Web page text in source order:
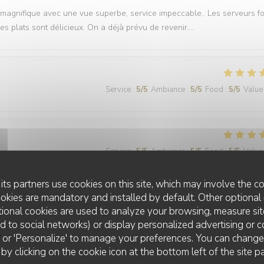
partners use cookies on this site, which may involve the
are mandatory and installed by default. Other optional
cookies are used to analyze your browsing, measure
to social networks) or display personalized advertising or
'Personalize' to manage your preferences. You can
clicking on the cookie icon at the bottom left of the site
avec une vue superbe, service impeccable,. Les serveurs
plats sont délicieux. On a déjà prévu de revenir….
Service : 5/5 Ambiance : 5/5 Food : 5/5 Value
Service:5/5 Ambiance:5/5 Food:5/5 Value
prix, tous les voyants sont verts pour partager un agréable
Service: 5/5 Ambiance: 5/5 Food: 5/5 Value
LE LANAUD RESTAURANT